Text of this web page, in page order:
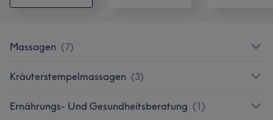
Massagen (7)
Kräuterstempelmassagen (3)
Ernährungs- Und Gesundheitsberatung (1)